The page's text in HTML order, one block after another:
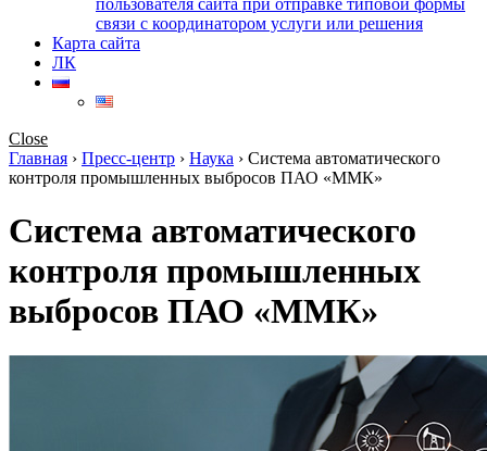
пользователя сайта при отправке типовой формы
связи с координатором услуги или решения
Карта сайта
ЛК
Close
Главная › Пресс-центр › Наука › Система автоматического
контроля промышленных выбросов ПАО «ММК»
Система автоматического
контроля промышленных
выбросов ПАО «ММК»